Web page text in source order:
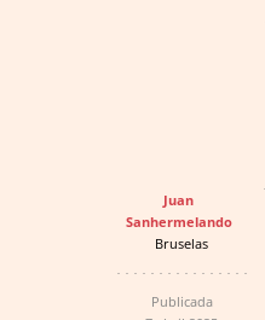
Juan
Sanhermelando
Bruselas
Publicada